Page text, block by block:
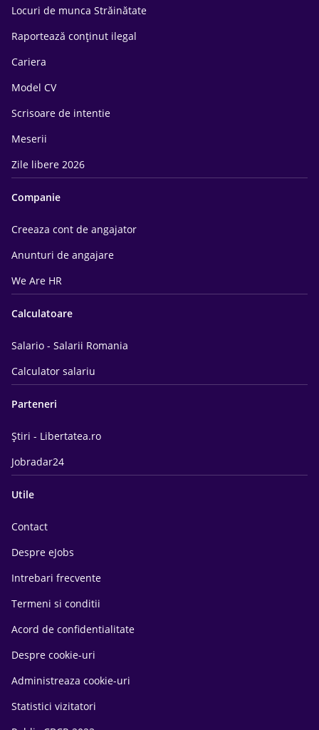
Locuri de munca Străinătate
Raportează conținut ilegal
Cariera
Model CV
Scrisoare de intentie
Meserii
Zile libere 2026
Companie
Creeaza cont de angajator
Anunturi de angajare
We Are HR
Calculatoare
Salario - Salarii Romania
Calculator salariu
Parteneri
Știri - Libertatea.ro
Jobradar24
Utile
Contact
Despre eJobs
Intrebari frecvente
Termeni si conditii
Acord de confidentialitate
Despre cookie-uri
Administreaza cookie-uri
Statistici vizitatori